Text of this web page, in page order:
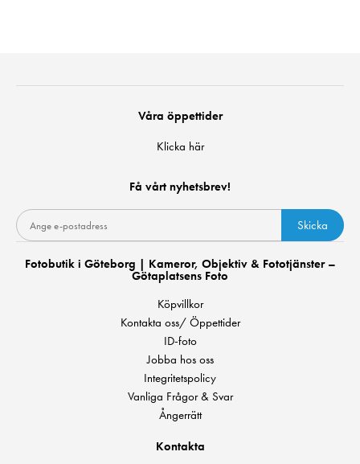
Våra öppettider
Klicka här
Få vårt nyhetsbrev!
Skicka
Fotobutik i Göteborg | Kameror, Objektiv & Fototjänster –
Götaplatsens Foto
Köpvillkor
Kontakta oss/ Öppettider
ID-foto
Jobba hos oss
Integritetspolicy
Vanliga Frågor & Svar
Ångerrätt
Kontakta